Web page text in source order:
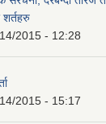
शर्तहरु
2015 - 12:28
2015 - 15:17